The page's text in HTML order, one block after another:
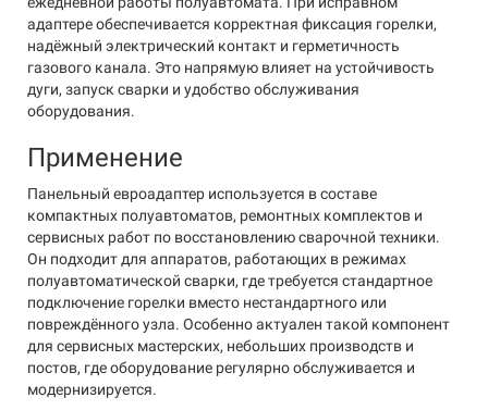
адаптере обеспечивается корректная фиксация горелки,
надёжный электрический контакт и герметичность
газового канала. Это напрямую влияет на устойчивость
дуги, запуск сварки и удобство обслуживания
оборудования.
Применение
Панельный евроадаптер используется в составе
компактных полуавтоматов, ремонтных комплектов и
сервисных работ по восстановлению сварочной техники.
Он подходит для аппаратов, работающих в режимах
полуавтоматической сварки, где требуется стандартное
подключение горелки вместо нестандартного или
повреждённого узла. Особенно актуален такой компонент
для сервисных мастерских, небольших производств и
постов, где оборудование регулярно обслуживается и
модернизируется.